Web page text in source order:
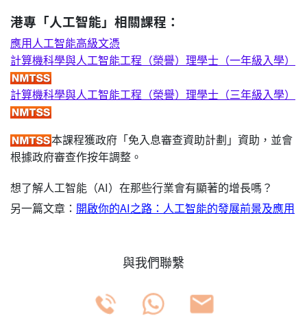
港專「人工智能」相關課程：
應用人工智能高級文憑
計算機科學與人工智能工程（榮譽）理學士（一年級入學）
計算機科學與人工智能工程（榮譽）理學士（三年級入學）
本課程獲政府「免入息審查資助計劃」資助，並會
根據政府審查作按年調整。
想了解人工智能（AI）在那些行業會有顯著的增長嗎？
另一篇文章： 開啟你的AI之路：人工智能的發展前景及應用
與我們聯繫